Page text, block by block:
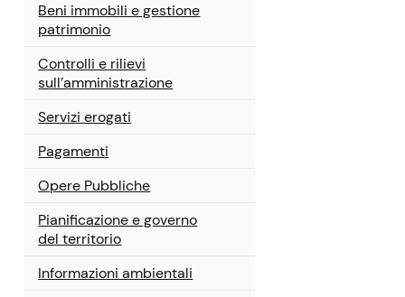
Beni immobili e gestione
patrimonio
Controlli e rilievi
sull’amministrazione
Servizi erogati
Pagamenti
Opere Pubbliche
Pianificazione e governo
del territorio
Informazioni ambientali